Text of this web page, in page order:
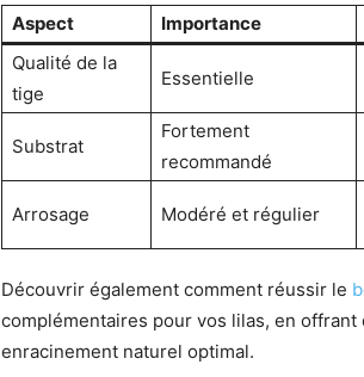
Aspect Importance
Qualité de la
tige
Essentielle
Substrat
Fortement
recommandé
Arrosage Modéré et régulier
Découvrir également comment réussir le
complémentaires pour vos lilas, en
enracinement naturel optimal.